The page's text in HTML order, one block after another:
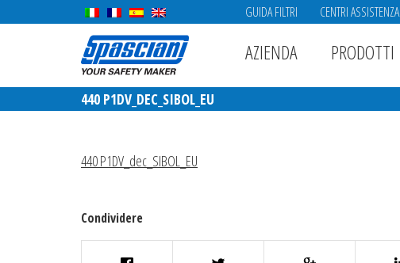
GUIDA FILTRI CENTRI ASSISTENZA
AZIENDA PRODOTTI
440 P1DV_DEC_SIBOL_EU
440 P1DV_dec_SIBOL_EU
Condividere